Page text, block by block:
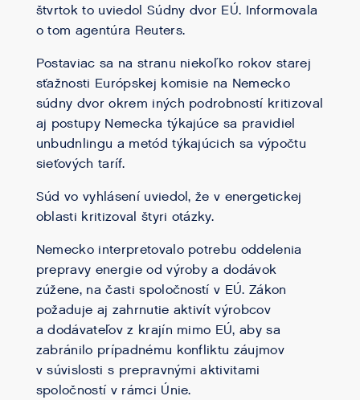
štvrtok to uviedol Súdny dvor EÚ. Informovala
o tom agentúra Reuters.
Postaviac sa na stranu niekoľko rokov starej
sťažnosti Európskej komisie na Nemecko
súdny dvor okrem iných podrobností kritizoval
aj postupy Nemecka týkajúce sa pravidiel
unbudnlingu a metód týkajúcich sa výpočtu
sieťových taríf.
Súd vo vyhlásení uviedol, že v energetickej
oblasti kritizoval štyri otázky.
Nemecko interpretovalo potrebu oddelenia
prepravy energie od výroby a dodávok
zúžene, na časti spoločností v EÚ. Zákon
požaduje aj zahrnutie aktivít výrobcov
a dodávateľov z krajín mimo EÚ, aby sa
zabránilo prípadnému konfliktu záujmov
v súvislosti s prepravnými aktivitami
spoločností v rámci Únie.